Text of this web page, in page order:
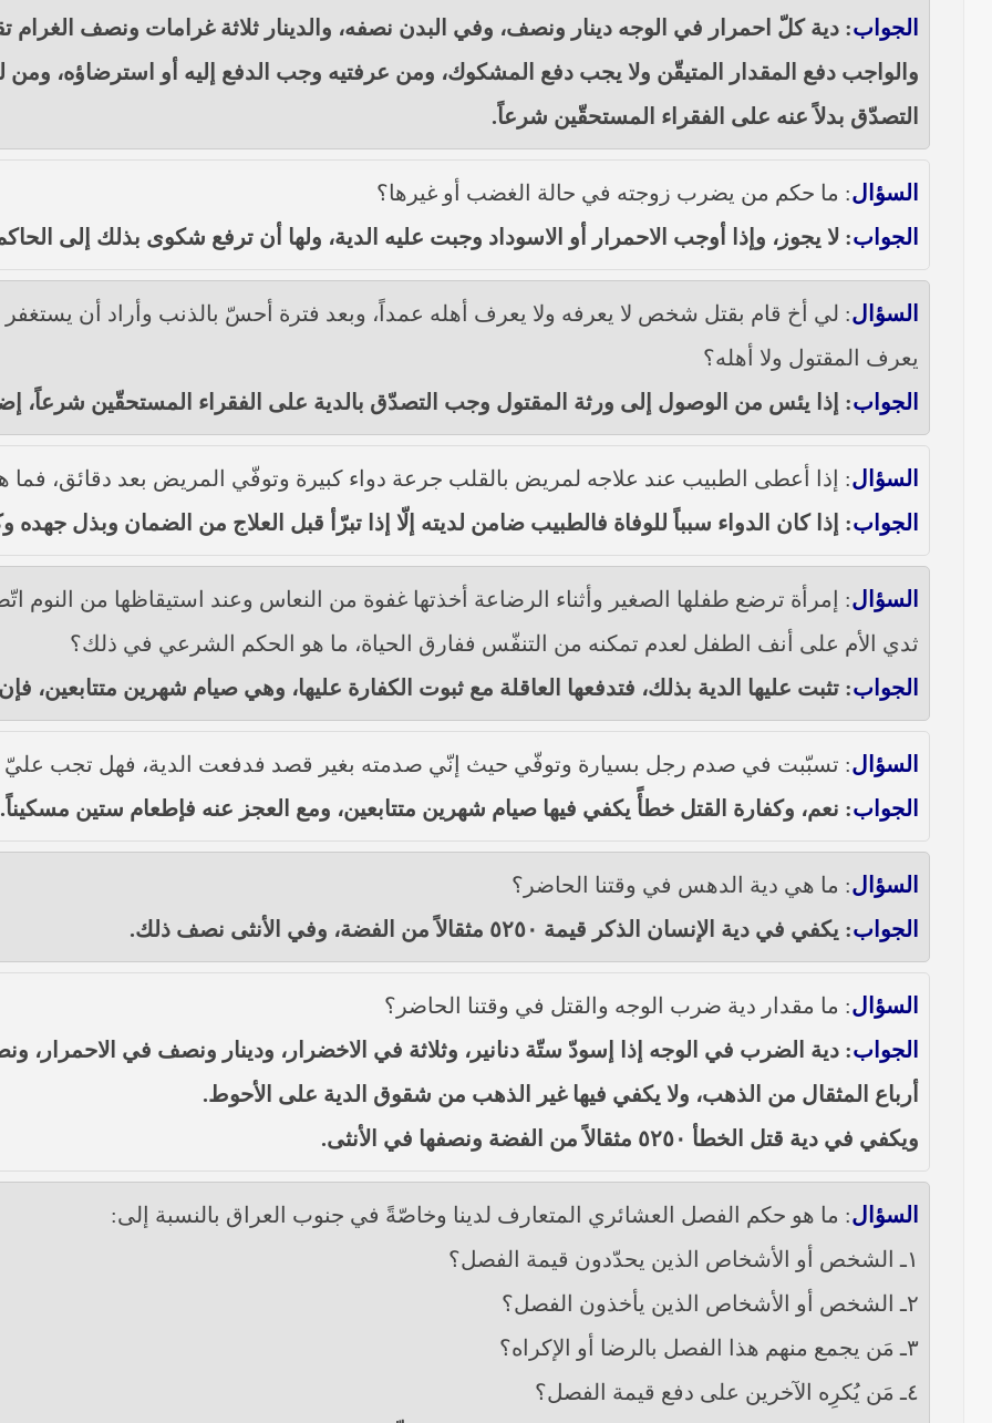
الجواب: دية كلّ احمرار في الوجه دينار ونصف، وفي البدن نصفه، والدينار ثلاثة غرامات ونصف الغرام
والواجب دفع المقدار المتيقّن ولا يجب دفع المشكوك، ومن عرفتيه وجب الدفع إليه أو استرضاؤه،
التصدّق بدلاً عنه على الفقراء المستحقّين شرعاً.
السؤال: ما حكم من يضرب زوجته في حالة الغضب أو غيرها؟
الجواب: لا يجوز، وإذا أوجب الاحمرار أو الاسوداد وجبت عليه الدية، ولها أن ترفع شكوى بذلك إلى
السؤال: لي أخ قام بقتل شخص لا يعرفه ولا يعرف أهله عمداً، وبعد فترة أحسّ بالذنب وأراد أن يستغفر
يعرف المقتول ولا أهله؟
الجواب: إذا يئس من الوصول إلى ورثة المقتول وجب التصدّق بالدية على الفقراء المستحقّين شرعاً،
السؤال: إذا أعطى الطبيب عند علاجه لمريض بالقلب جرعة دواء كبيرة وتوفّي المريض بعد دقائق،
الجواب: إذا كان الدواء سبباً للوفاة فالطبيب ضامن لديته إلّا إذا تبرّأ قبل العلاج من الضمان وبذل جهده
السؤال: إمرأة ترضع طفلها الصغير وأثناء الرضاعة أخذتها غفوة من النعاس وعند استيقاظها من
ثدي الأم على أنف الطفل لعدم تمكنه من التنفّس ففارق الحياة، ما هو الحكم الشرعي في ذلك؟
الجواب: تثبت عليها الدية بذلك، فتدفعها العاقلة مع ثبوت الكفارة عليها، وهي صيام شهرين
السؤال: تسبّبت في صدم رجل بسيارة وتوفّي حيث إنّي صدمته بغير قصد فدفعت الدية، فهل تجب عليّ
الجواب: نعم، وكفارة القتل خطأً يكفي فيها صيام شهرين متتابعين، ومع العجز عنه فإطعام ستين مسكيناً.
السؤال: ما هي دية الدهس في وقتنا الحاضر؟
الجواب: يكفي في دية الإنسان الذكر قيمة ٥٢٥٠ مثقالاً من الفضة، وفي الأنثى نصف ذلك.
السؤال: ما مقدار دية ضرب الوجه والقتل في وقتنا الحاضر؟
الجواب: دية الضرب في الوجه إذا إسودّ ستّة دنانير، وثلاثة في الاخضرار، ودينار ونصف في الاحمرار،
أرباع المثقال من الذهب، ولا يكفي فيها غير الذهب من شقوق الدية على الأحوط.
ويكفي في دية قتل الخطأ ٥٢٥٠ مثقالاً من الفضة ونصفها في الأنثى.
السؤال: ما هو حكم الفصل العشائري المتعارف لدينا وخاصّةً في جنوب العراق بالنسبة إلى:
١ـ الشخص أو الأشخاص الذين يحدّدون قيمة الفصل؟
٢ـ الشخص أو الأشخاص الذين يأخذون الفصل؟
٣ـ مَن يجمع منهم هذا الفصل بالرضا أو الإكراه؟
٤ـ مَن يُكرِه الآخرين على دفع قيمة الفصل؟